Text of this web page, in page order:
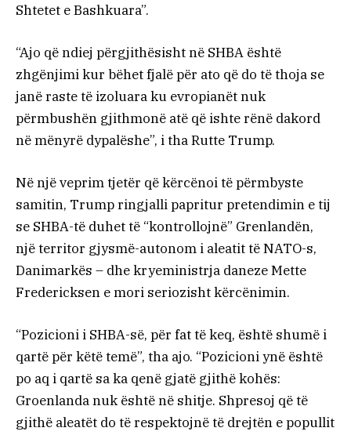
Shtetet e Bashkuara”.
“Ajo që ndiej përgjithësisht në SHBA është
zhgënjimi kur bëhet fjalë për ato që do të thoja se
janë raste të izoluara ku evropianët nuk
përmbushën gjithmonë atë që ishte rënë dakord
në mënyrë dypalëshe”, i tha Rutte Trump.
Në një veprim tjetër që kërcënoi të përmbyste
samitin, Trump ringjalli papritur pretendimin e tij
se SHBA-të duhet të “kontrollojnë” Grenlandën,
një territor gjysmë-autonom i aleatit të NATO-s,
Danimarkës – dhe kryeministrja daneze Mette
Fredericksen e mori seriozisht kërcënimin.
“Pozicioni i SHBA-së, për fat të keq, është shumë i
qartë për këtë temë”, tha ajo. “Pozicioni ynë është
po aq i qartë sa ka qenë gjatë gjithë kohës:
Groenlanda nuk është në shitje. Shpresoj që të
gjithë aleatët do të respektojnë të drejtën e popullit